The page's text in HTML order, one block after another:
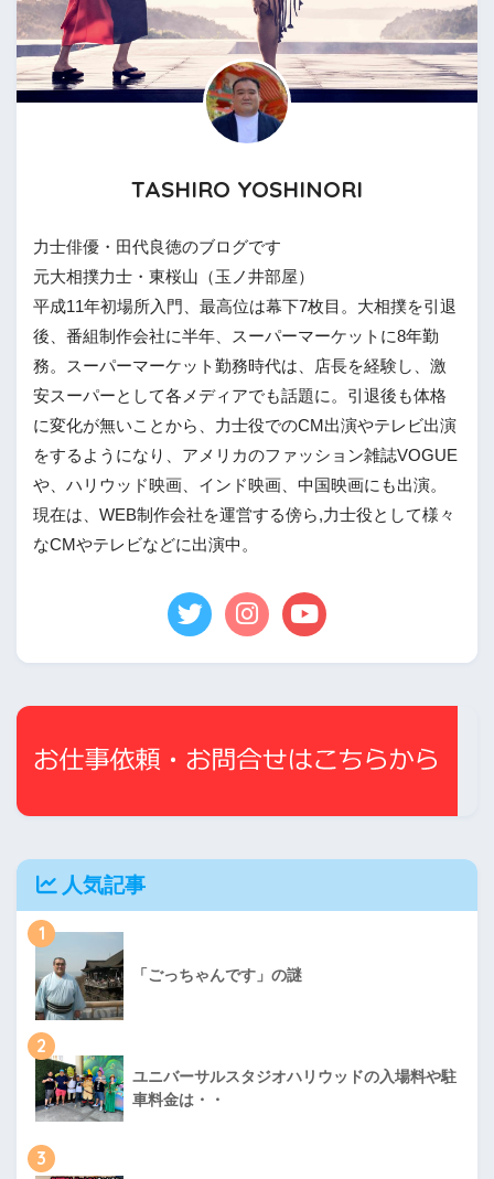
TASHIRO YOSHINORI
力士俳優・田代良徳のブログです
元大相撲力士・東桜山（玉ノ井部屋）
平成11年初場所入門、最高位は幕下7枚目。大相撲を引退
後、番組制作会社に半年、スーパーマーケットに8年勤
務。スーパーマーケット勤務時代は、店長を経験し、激
安スーパーとして各メディアでも話題に。引退後も体格
に変化が無いことから、力士役でのCM出演やテレビ出演
をするようになり、アメリカのファッション雑誌VOGUE
や、ハリウッド映画、インド映画、中国映画にも出演。
現在は、WEB制作会社を運営する傍ら,力士役として様々
なCMやテレビなどに出演中。
人気記事
1
「ごっちゃんです」の謎
2
ユニバーサルスタジオハリウッドの入場料や駐
車料金は・・
3